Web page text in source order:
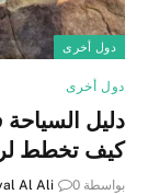
دول أخرى
دول أخرى
كيف تخطط
بواسطة Al Ali 0